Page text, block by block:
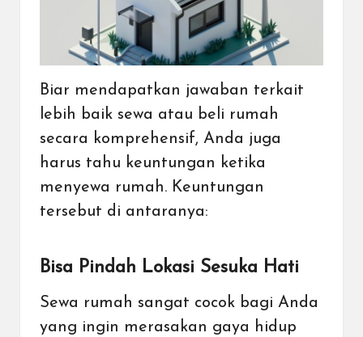
Biar mendapatkan jawaban terkait
lebih baik sewa atau beli rumah
secara komprehensif, Anda juga
harus tahu keuntungan ketika
menyewa rumah. Keuntungan
tersebut di antaranya:
Bisa Pindah Lokasi Sesuka Hati
Sewa rumah sangat cocok bagi Anda
yang ingin merasakan gaya hidup